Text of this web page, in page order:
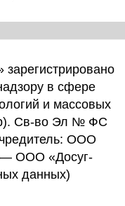
в сфере
и массовых
Св-во Эл № ФС
ООО
— ООО «Досуг-
данных)